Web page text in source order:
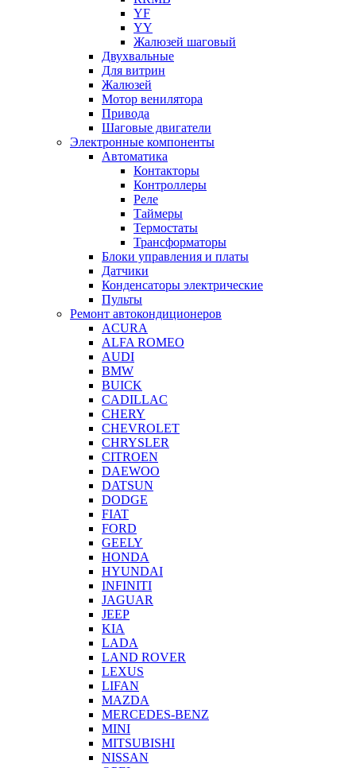
YF
YY
Жалюзей шаговый
Двухвальные
Для витрин
Жалюзей
Мотор венилятора
Привода
Шаговые двигатели
Электронные компоненты
Автоматика
Контакторы
Контроллеры
Реле
Таймеры
Термостаты
Трансформаторы
Блоки управления и платы
Датчики
Конденсаторы электрические
Пульты
Ремонт автокондиционеров
ACURA
ALFA ROMEO
AUDI
BMW
BUICK
CADILLAC
CHERY
CHEVROLET
CHRYSLER
CITROEN
DAEWOO
DATSUN
DODGE
FIAT
FORD
GEELY
HONDA
HYUNDAI
INFINITI
JAGUAR
JEEP
KIA
LADA
LAND ROVER
LEXUS
LIFAN
MAZDA
MERCEDES-BENZ
MINI
MITSUBISHI
NISSAN